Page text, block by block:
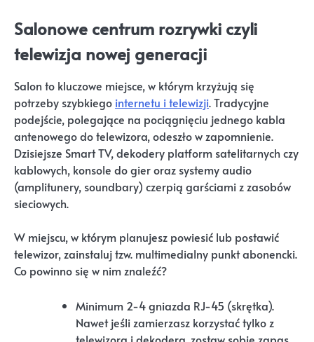
Salonowe centrum rozrywki czyli
telewizja nowej generacji
Salon to kluczowe miejsce, w którym krzyżują się
potrzeby szybkiego internetu i telewizji. Tradycyjne
podejście, polegające na pociągnięciu jednego kabla
antenowego do telewizora, odeszło w zapomnienie.
Dzisiejsze Smart TV, dekodery platform satelitarnych czy
kablowych, konsole do gier oraz systemy audio
(amplitunery, soundbary) czerpią garściami z zasobów
sieciowych.
W miejscu, w którym planujesz powiesić lub postawić
telewizor, zainstaluj tzw. multimedialny punkt abonencki.
Co powinno się w nim znaleźć?
Minimum 2-4 gniazda RJ-45 (skrętka).
Nawet jeśli zamierzasz korzystać tylko z
telewizora i dekodera, zostaw sobie zapas.